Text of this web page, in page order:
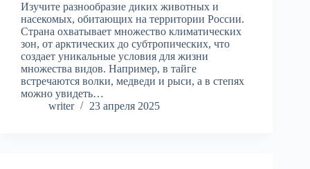
Изучите разнообразие диких животных и
насекомых, обитающих на территории России.
Страна охватывает множество климатических
зон, от арктических до субтропических, что
создает уникальные условия для жизни
множества видов. Например, в тайге
встречаются волки, медведи и рыси, а в степях
можно увидеть…
writer
23 апреля 2025